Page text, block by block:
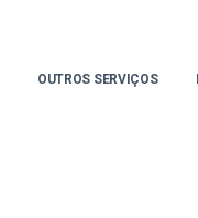
OUTROS SERVIÇOS